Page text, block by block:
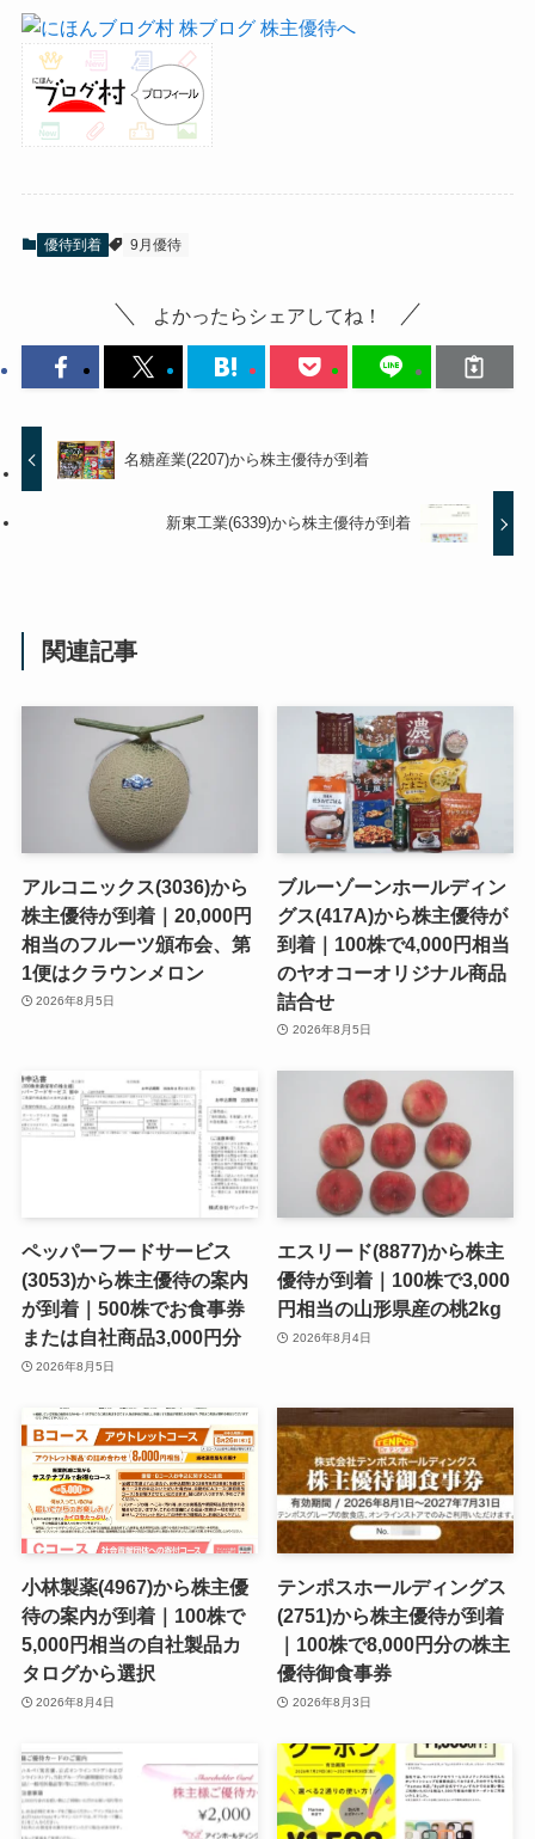
優待到着 9月優待
よかったらシェアしてね！
名糖産業(2207)から株主優待が到着
新東工業(6339)から株主優待が到着
関連記事
アルコニックス(3036)から
株主優待が到着｜20,000円
相当のフルーツ頒布会、第
1便はクラウンメロン
2026年8月5日
ブルーゾーンホールディン
グス(417A)から株主優待が
到着｜100株で4,000円相当
のヤオコーオリジナル商品
詰合せ
2026年8月5日
ペッパーフードサービス
(3053)から株主優待の案内
が到着｜500株でお食事券
または自社商品3,000円分
2026年8月5日
エスリード(8877)から株主
優待が到着｜100株で3,000
円相当の山形県産の桃2kg
2026年8月4日
小林製薬(4967)から株主優
待の案内が到着｜100株で
5,000円相当の自社製品カ
タログから選択
2026年8月4日
テンポスホールディングス
(2751)から株主優待が到着
｜100株で8,000円分の株主
優待御食事券
2026年8月3日